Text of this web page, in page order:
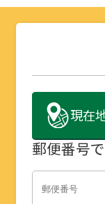
現在
郵便番号